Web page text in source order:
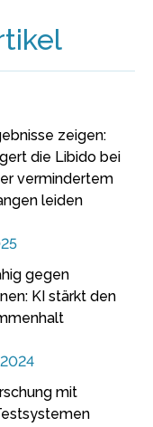
zeigen:
die Libido bei
vermindertem
leiden
gegen
KI stärkt den
mit